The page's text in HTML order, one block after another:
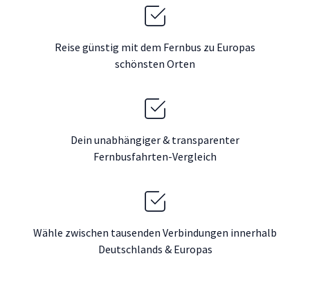
Reise günstig mit dem Fernbus zu Europas
schönsten Orten
Dein unabhängiger & transparenter
Fernbusfahrten-Vergleich
Wähle zwischen tausenden Verbindungen innerhalb
Deutschlands & Europas